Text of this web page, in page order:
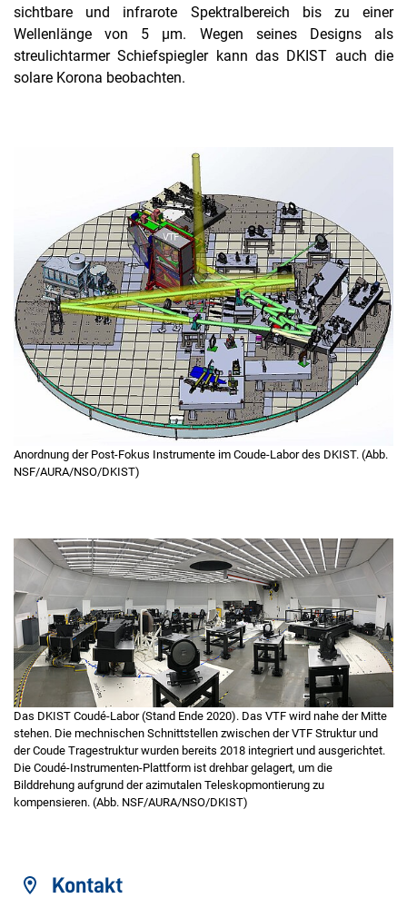
sichtbare und infrarote Spektralbereich bis zu einer
Wellenlänge von 5 µm. Wegen seines Designs als
streulichtarmer Schiefspiegler kann das DKIST auch die
solare Korona beobachten.
Anordnung der Post-Fokus Instrumente im Coude-Labor des DKIST. (Abb.
NSF/AURA/NSO/DKIST)
Das DKIST Coudé-Labor (Stand Ende 2020). Das VTF wird nahe der Mitte
stehen. Die mechnischen Schnittstellen zwischen der VTF Struktur und
der Coude Tragestruktur wurden bereits 2018 integriert und ausgerichtet.
Die Coudé-Instrumenten-Plattform ist drehbar gelagert, um die
Bilddrehung aufgrund der azimutalen Teleskopmontierung zu
kompensieren. (Abb. NSF/AURA/NSO/DKIST)
Kontakt